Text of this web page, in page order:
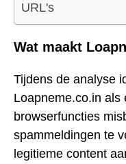
URL's
Wat maakt
Tijdens de analyse
Loapneme.co.in als
browserfuncties
spammeldingen te
legitieme content